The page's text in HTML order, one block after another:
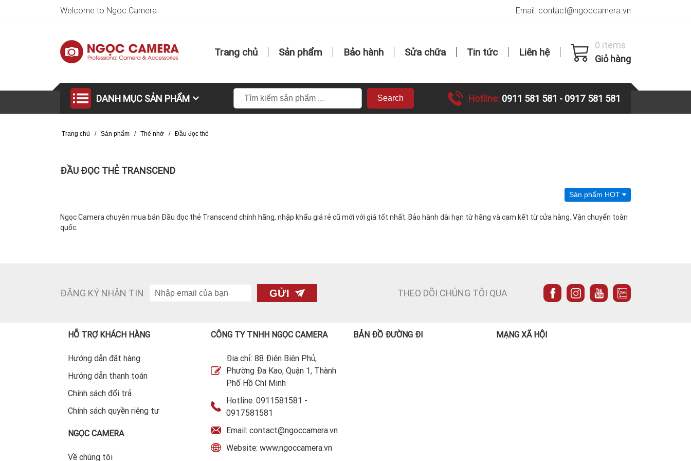
Welcome to Ngoc Camera Email: contact@ngoccamera.vn
Trang chủ Sản phẩm Bảo hành Sửa chữa Tin tức Liên hệ
0 items
Giỏ hàng
DANH MỤC SẢN PHẨM Search Hotline: 0911 581 581 - 0917 581 581
Trang chủ / Sản phẩm / Thẻ nhớ / Đầu đọc thẻ
ĐẦU ĐỌC THẺ TRANSCEND
Sản phẩm HOT
Ngọc Camera chuyên mua bán Đầu đọc thẻ Transcend chính hãng, nhập khẩu giá rẻ cũ mới với giá tốt nhất. Bảo hành dài hạn từ hãng và cam kết từ cửa hàng. Vận chuyển toàn
quốc.
ĐĂNG KÝ NHẬN TIN GỬI THEO DÕI CHÚNG TÔI QUA
HỖ TRỢ KHÁCH HÀNG
Hướng dẫn đặt hàng
Hướng dẫn thanh toán
Chính sách đổi trả
Chính sách quyền riêng tư
NGỌC CAMERA
Về chúng tôi
CÔNG TY TNHH NGỌC CAMERA
Địa chỉ: 88 Điện Biên Phủ,
Phường Đa Kao, Quận 1, Thành
Phố Hồ Chí Minh
Hotline: 0911581581 -
0917581581
Email: contact@ngoccamera.vn
Website: www.ngoccamera.vn
BẢN ĐỒ ĐƯỜNG ĐI MẠNG XÃ HỘI